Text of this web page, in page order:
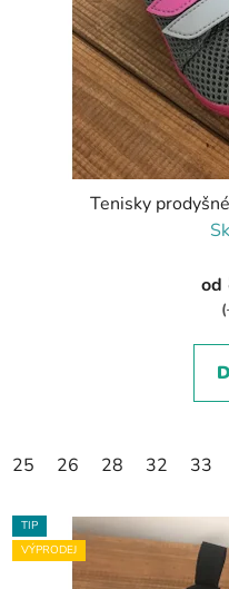
Tenisky
od
25 26 28 32 33
TIP
VÝPRODEJ